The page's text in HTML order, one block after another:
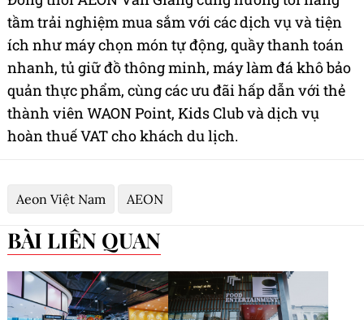
tầm trải nghiệm mua sắm với các dịch vụ và tiện
ích như máy chọn món tự động, quầy thanh toán
nhanh, tủ giữ đồ thông minh, máy làm đá khô bảo
quản thực phẩm, cùng các ưu đãi hấp dẫn với thẻ
thành viên WAON Point, Kids Club và dịch vụ
hoàn thuế VAT cho khách du lịch.
Aeon Việt Nam AEON
BÀI LIÊN QUAN